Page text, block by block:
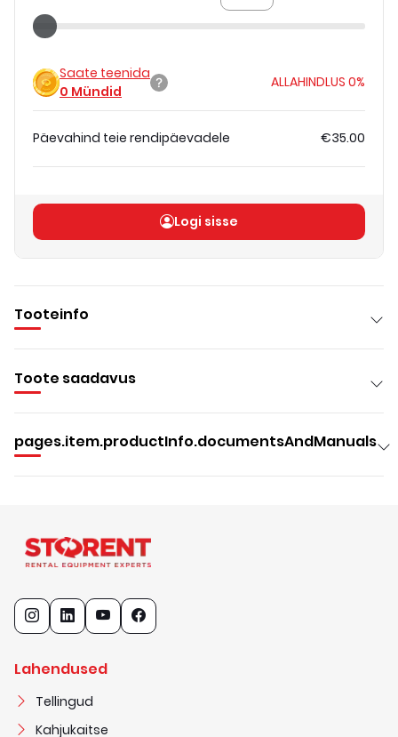
Saate teenida
0 Mündid
ALLAHINDLUS 0%
Päevahind teie rendipäevadele €35.00
Logi sisse
Tooteinfo
Toote saadavus
pages.item.productInfo.documentsAndManuals
Lahendused
Tellingud
Kahjukaitse